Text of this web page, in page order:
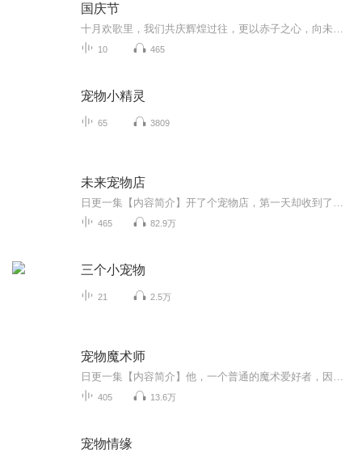
国庆节
10 465
宠物小精灵
65 3809
未来宠物店
465 82.9万
三个小宠物
21 2.5万
宠物魔术师
405 13.6万
宠物情缘